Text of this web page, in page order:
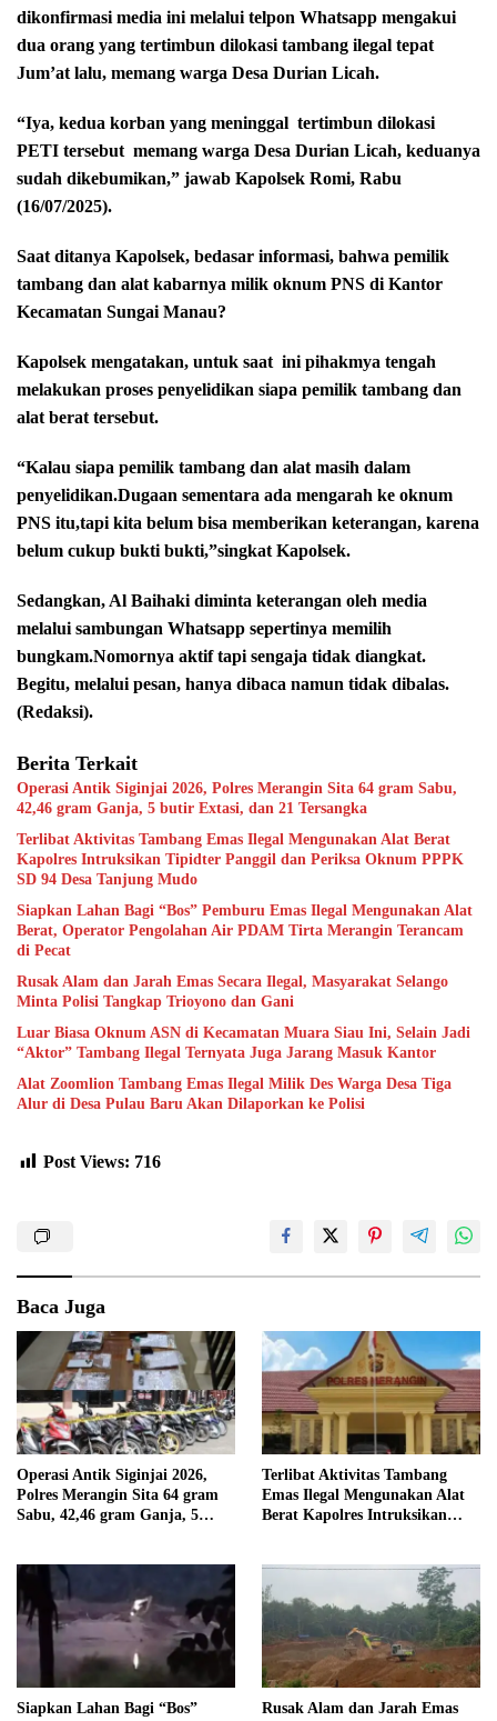
dikonfirmasi media ini melalui telpon Whatsapp mengakui
dua orang yang tertimbun dilokasi tambang ilegal tepat
Jum’at lalu, memang warga Desa Durian Licah.
“Iya, kedua korban yang meninggal tertimbun dilokasi
PETI tersebut memang warga Desa Durian Licah, keduanya
sudah dikebumikan,” jawab Kapolsek Romi, Rabu
(16/07/2025).
Saat ditanya Kapolsek, bedasar informasi, bahwa pemilik
tambang dan alat kabarnya milik oknum PNS di Kantor
Kecamatan Sungai Manau?
Kapolsek mengatakan, untuk saat ini pihakmya tengah
melakukan proses penyelidikan siapa pemilik tambang dan
alat berat tersebut.
“Kalau siapa pemilik tambang dan alat masih dalam
penyelidikan.Dugaan sementara ada mengarah ke oknum
PNS itu,tapi kita belum bisa memberikan keterangan, karena
belum cukup bukti bukti,”singkat Kapolsek.
Sedangkan, Al Baihaki diminta keterangan oleh media
melalui sambungan Whatsapp sepertinya memilih
bungkam.Nomornya aktif tapi sengaja tidak diangkat.
Begitu, melalui pesan, hanya dibaca namun tidak dibalas.
(Redaksi).
Berita Terkait
Operasi Antik Siginjai 2026, Polres Merangin Sita 64 gram Sabu,
42,46 gram Ganja, 5 butir Extasi, dan 21 Tersangka
Terlibat Aktivitas Tambang Emas Ilegal Mengunakan Alat Berat
Kapolres Intruksikan Tipidter Panggil dan Periksa Oknum PPPK
SD 94 Desa Tanjung Mudo
Siapkan Lahan Bagi “Bos” Pemburu Emas Ilegal Mengunakan Alat
Berat, Operator Pengolahan Air PDAM Tirta Merangin Terancam
di Pecat
Rusak Alam dan Jarah Emas Secara Ilegal, Masyarakat Selango
Minta Polisi Tangkap Trioyono dan Gani
Luar Biasa Oknum ASN di Kecamatan Muara Siau Ini, Selain Jadi
“Aktor” Tambang Ilegal Ternyata Juga Jarang Masuk Kantor
Alat Zoomlion Tambang Emas Ilegal Milik Des Warga Desa Tiga
Alur di Desa Pulau Baru Akan Dilaporkan ke Polisi
Post Views: 716
Baca Juga
Operasi Antik Siginjai 2026,
Polres Merangin Sita 64 gram
Sabu, 42,46 gram Ganja, 5
Terlibat Aktivitas Tambang
Emas Ilegal Mengunakan Alat
Berat Kapolres Intruksikan
Tanjung Mudo
Siapkan Lahan Bagi “Bos”
Rusak Alam dan Jarah Emas